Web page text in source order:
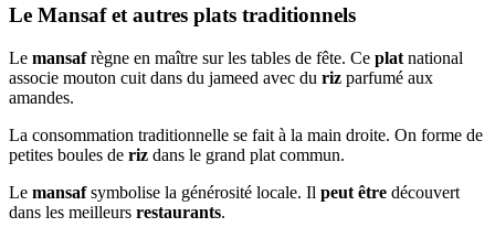
Le Mansaf et autres plats traditionnels
Le mansafrègne en maître sur les tables de fête. Ce plat national
associe mouton cuit dans du jameed avec du riz parfumé aux
amandes.
La consommation traditionnelle se fait à la main droite. On forme de
petites boules de riz dans le grand plat commun.
Le mansafsymbolise la générosité locale. Il peut être découvert
dans les meilleurs restaurants.